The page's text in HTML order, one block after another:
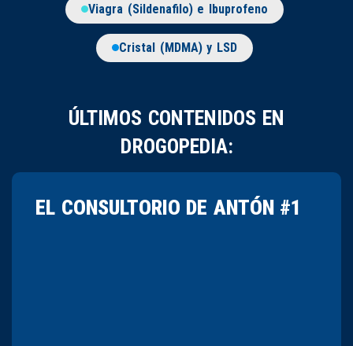
Viagra (Sildenafilo) e Ibuprofeno
Cristal (MDMA) y LSD
ÚLTIMOS CONTENIDOS EN
DROGOPEDIA:
EL CONSULTORIO DE ANTÓN #1